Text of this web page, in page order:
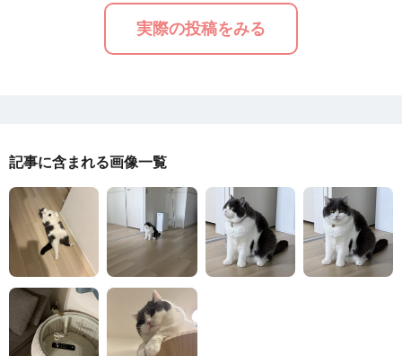
実際の投稿をみる
記事に含まれる画像一覧